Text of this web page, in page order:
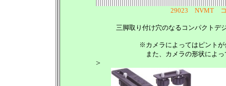
29023 NVMT コ
三脚取り付け穴のなるコンパクトデ
※カメラによってはピント
また、カメラの形状によ
>